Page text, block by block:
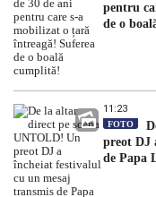
pentru
de o
11:23
FOTO
preot DJ
de Papa